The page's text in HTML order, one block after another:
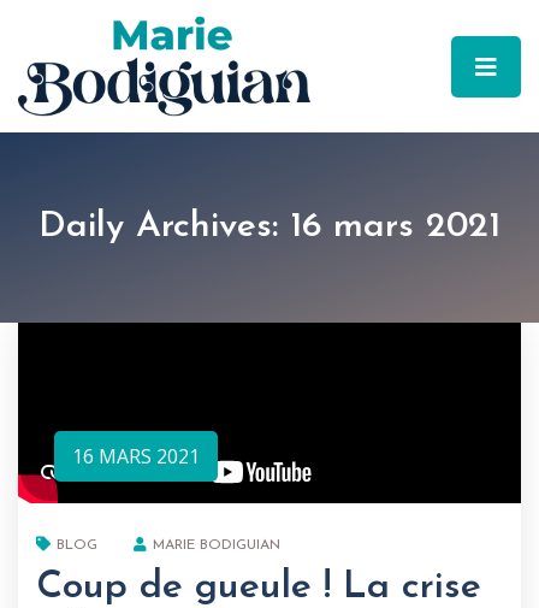
Daily Archives: 16 mars 2021
16 MARS 2021
BLOG MARIE BODIGUIAN
Coup de gueule ! La crise